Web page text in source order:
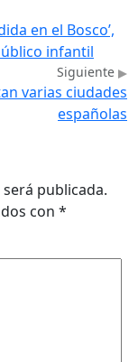
en el Bosco’,
infantil
Siguiente
varias ciudades
españolas
publicada.
con *